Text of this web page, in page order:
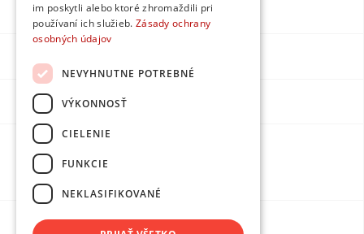
Instagram
Youtube
DPMarketing
im poskytli alebo ktoré zhromaždili pri
používaní ich služieb. Zásady ochrany
osobných údajov
NEVYHNUTNE POTREBNÉ
VÝKONNOSŤ
CIELENIE
FUNKCIE
NEKLASIFIKOVANÉ